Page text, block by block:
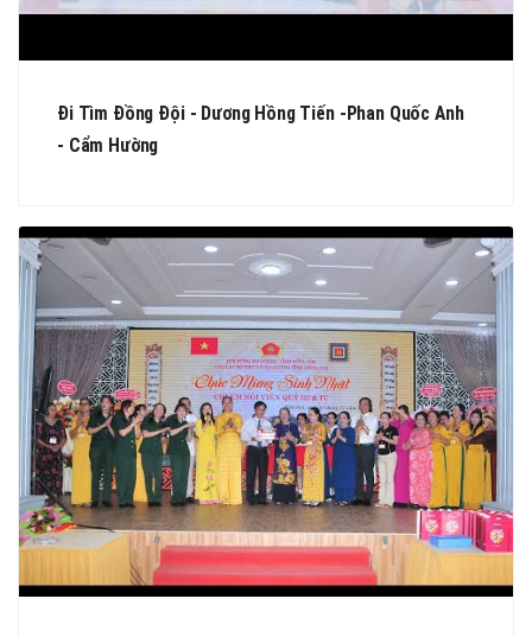
Đi Tìm Đồng Đội - Dương Hồng Tiến -Phan Quốc Anh
- Cẩm Hường